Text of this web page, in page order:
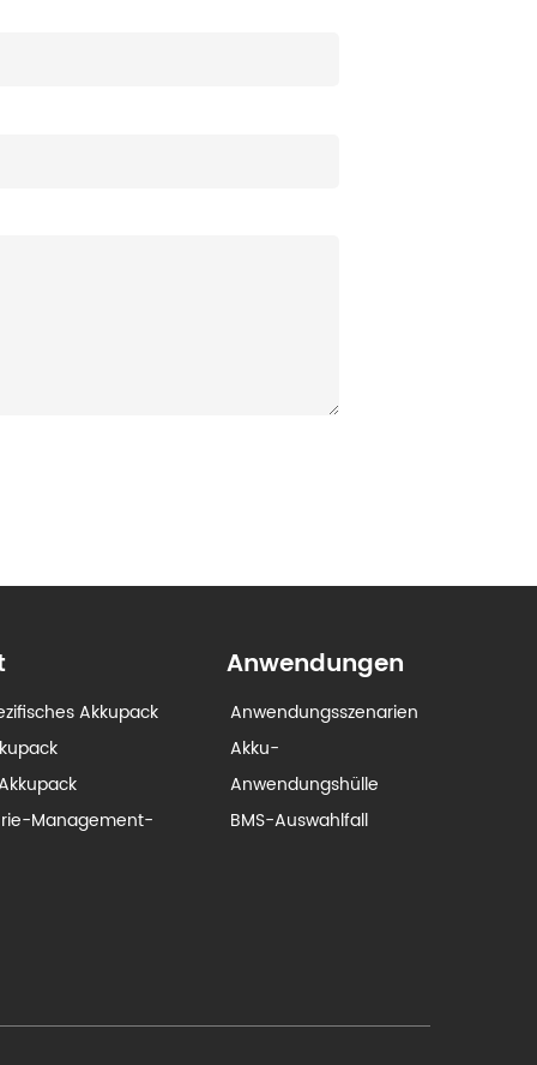
Akkupack
Management-
Anwendungen
Anwendungsszenarien
Akku-
Anwendungshülle
BMS-Auswahlfall